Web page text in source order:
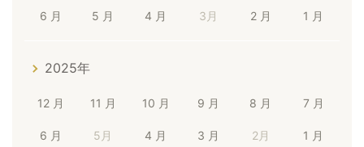
6 月 5 月 4 月 3月 2 月 1 月
2025年
12 月 11 月 10 月 9 月 8 月 7 月
6 月 5月 4 月 3 月 2月 1 月